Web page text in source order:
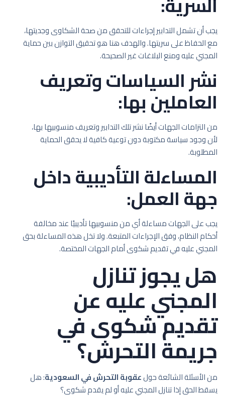
يجب أن تشمل التدابير إجراءات للتحقق من صحة الشكاوى وجديتها،
مع الحفاظ على سريتها. والهدف هنا هو تحقيق التوازن بين حماية
المجني عليه ومنع البلاغات غير الصحيحة.
نشر السياسات وتعريف
العاملين بها:
من التزامات الجهات أيضًا نشر تلك التدابير وتعريف منسوبيها بها،
لأن وجود سياسة مكتوبة دون توعية كافية لا يحقق الحماية
المطلوبة.
المساءلة التأديبية داخل
جهة العمل:
يجب على الجهات مساءلة أي من منسوبيها تأديبيًا عند مخالفة
أحكام النظام، وفق الإجراءات المتبعة. ولا تخل هذه المساءلة بحق
المجني عليه في تقديم شكوى أمام الجهات المختصة.
هل يجوز تنازل
المجني عليه عن
تقديم شكوى في
جريمة التحرش؟
من الأسئلة الشائعة حولعقوبة التحرش في السعودية: هل
يسقط الحق إذا تنازل المجني عليه أو لم يقدم شكوى؟